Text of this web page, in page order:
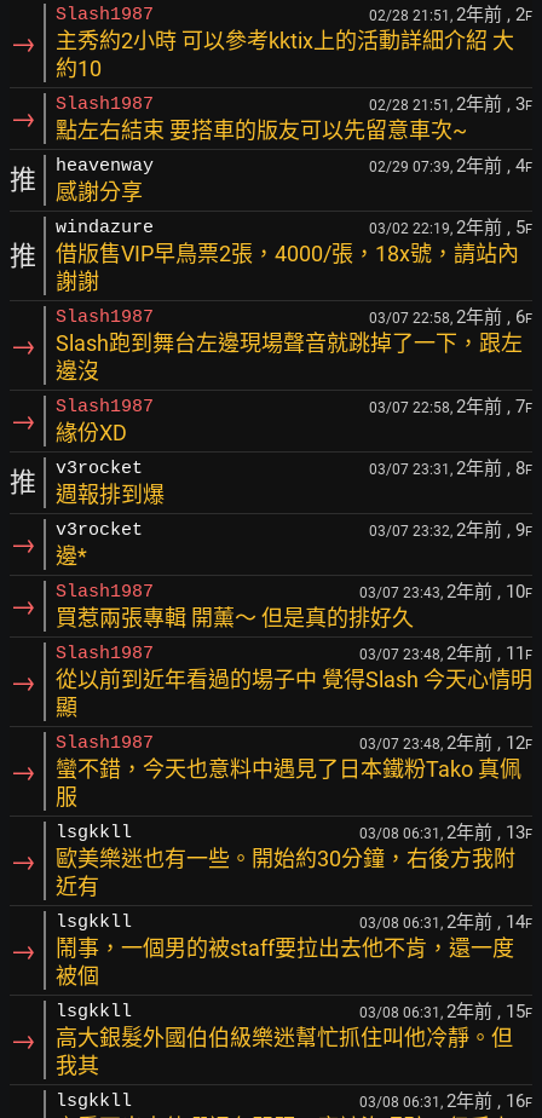
→
Slash1987 02/28 21:51, 2年前 , 2F
主秀約2小時 可以參考kktix上的活動詳細介紹 大
約10
→ Slash1987 02/28 21:51, 2年前 , 3F
點左右結束 要搭車的版友可以先留意車次~
推 heavenway 02/29 07:39, 2年前 , 4F
感謝分享
推
windazure 03/02 22:19, 2年前 , 5F
借版售VIP早鳥票2張，4000/張，18x號，請站內
謝謝
→
Slash1987 03/07 22:58, 2年前 , 6F
Slash跑到舞台左邊現場聲音就跳掉了一下，跟左
邊沒
→ Slash1987 03/07 22:58, 2年前 , 7F
緣份XD
推 v3rocket 03/07 23:31, 2年前 , 8F
週報排到爆
→ v3rocket 03/07 23:32, 2年前 , 9F
邊*
→ Slash1987 03/07 23:43, 2年前 , 10F
買惹兩張專輯 開薰～ 但是真的排好久
→
Slash1987 03/07 23:48, 2年前 , 11 F
從以前到近年看過的場子中 覺得Slash 今天心情明
顯
→
Slash1987 03/07 23:48, 2年前 , 12F
蠻不錯，今天也意料中遇見了日本鐵粉Tako 真佩
服
→
lsgkkll 03/08 06:31, 2年前 , 13F
歐美樂迷也有一些。開始約30分鐘，右後方我附
近有
→
lsgkkll 03/08 06:31, 2年前 , 14F
鬧事，一個男的被staff要拉出去他不肯，還一度
被個
→
lsgkkll 03/08 06:31, 2年前 , 15F
高大銀髮外國伯伯級樂迷幫忙抓住叫他冷靜。但
我其
lsgkkll 03/08 06:31, 2年前 , 16F